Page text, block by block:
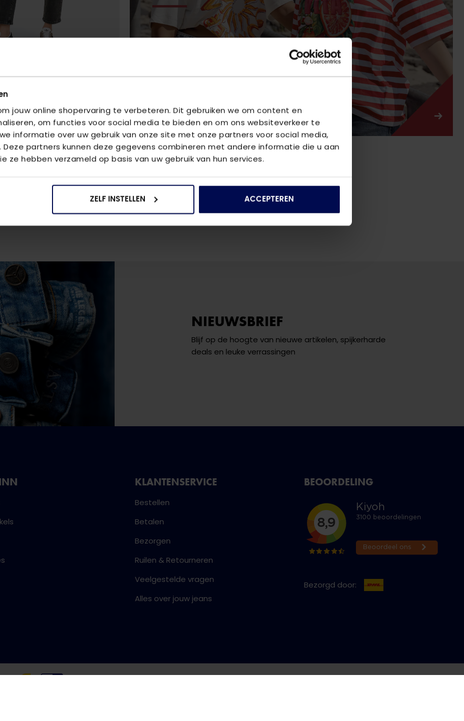
jouw online shopervaring te verbeteren. Dit gebruiken we om content en
om functies voor social media te bieden en om ons websiteverkeer te
informatie over uw gebruik van onze site met onze partners voor social media,
Deze partners kunnen deze gegevens combineren met andere informatie die u aan
ze hebben verzameld op basis van uw gebruik van hun services.
ZELF INSTELLEN ACCEPTEREN
erg comfortabel. Wij hebben de mom fit jeans in een paar kleuren van het merk Only. De
verschillende gelegenheden stylen!
NIEUWSBRIEF
Blijf op de hoogte van nieuwe artikelen, spijkerharde
deals en leuke verrassingen
KLANTENSERVICE
Bestellen
Betalen
Bezorgen
Ruilen & Retourneren
Veelgestelde vragen
Alles over jouw jeans
BEOORDELING
Bezorgd door: